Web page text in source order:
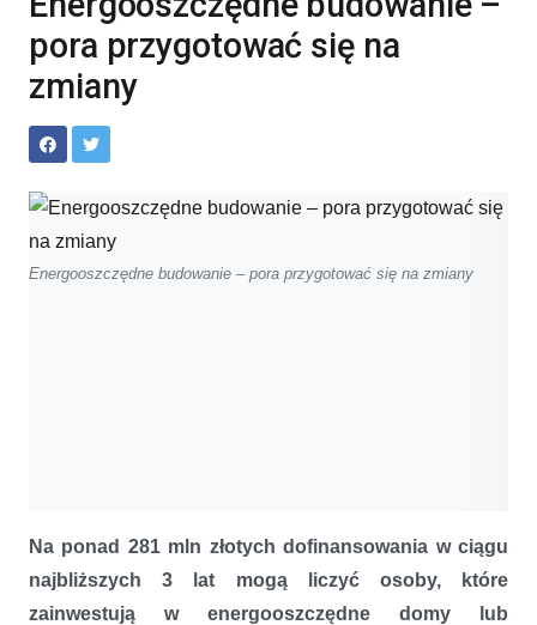
pora przygotować się na
zmiany
Energooszczędne budowanie – pora przygotować się na zmiany
Na ponad 281 mln złotych dofinansowania w ciągu
najbliższych 3 lat mogą liczyć osoby, które
zainwestują w energooszczędne domy lub